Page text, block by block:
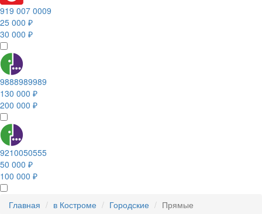
919 007 0009
25 000 ₽
30 000 ₽
9888989989
130 000 ₽
200 000 ₽
9210050555
50 000 ₽
100 000 ₽
Главная в Костроме Городские Прямые